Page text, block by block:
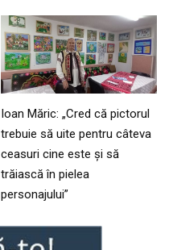
Ioan Măric: „Cred că pictorul
trebuie să uite pentru câteva
ceasuri cine este și să
trăiască în pielea
personajului”